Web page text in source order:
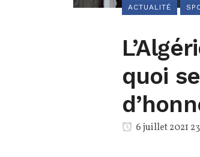
ACTUALITÉ
quoi
6 juillet 2021